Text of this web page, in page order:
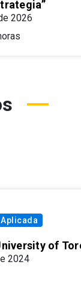
2026
of
2024